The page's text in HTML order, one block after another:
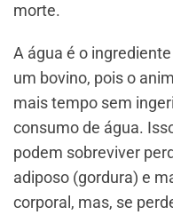
morte.
A água é o
um bovino, pois o
mais tempo sem
consumo de água.
podem sobreviver
adiposo (gordura) e
corporal, mas, se